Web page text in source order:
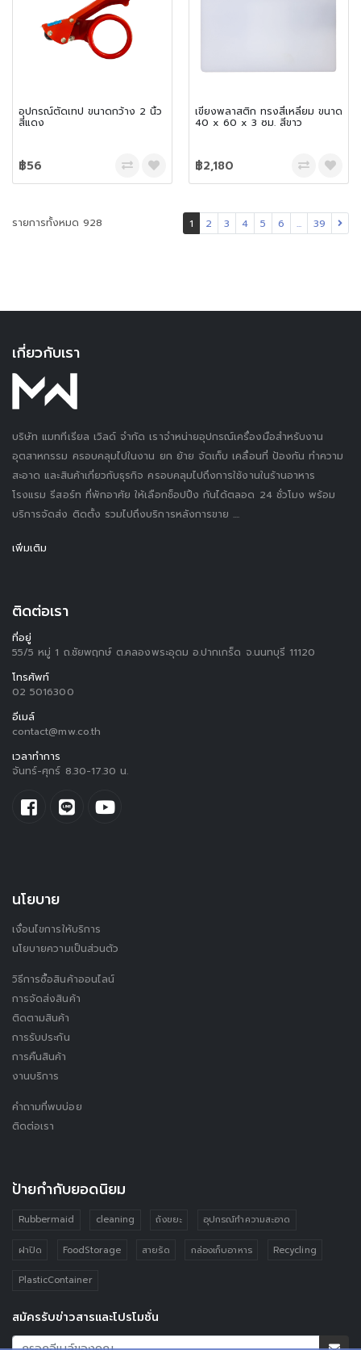
อุปกรณ์ตัดเทป ขนาดกว้าง 2 นิ้ว
สีแดง
฿56
เขียงพลาสติก ทรงสี่เหลี่ยม ขนาด
40 x 60 x 3 ซม. สีขาว
฿2,180
รายการทั้งหมด 928 1 2 3 4 5 6 ... 39
เกี่ยวกับเรา
บริษัท แมททีเรียล เวิลด์ จำกัด เราจำหน่ายอุปกรณ์เครื่องมือสำหรับงาน
อุตสาหกรรม ครอบคลุมไปในงาน ยก ย้าย จัดเก็บ เคลื่อนที่ ป้องกัน ทำความ
สะอาด และสินค้าเกี่ยวกับธุรกิจ ครอบคลุมไปถึงการใช้งานในร้านอาหาร
โรงแรม รีสอร์ท ที่พักอาศัย ให้เลือกช็อปปิ้ง กันได้ตลอด 24 ชั่วโมง พร้อม
บริการจัดส่ง ติดตั้ง รวมไปถึงบริการหลังการขาย ....
เพิ่มเติม
ติดต่อเรา
ที่อยู่
55/5 หมู่ 1 ถ.ชัยพฤกษ์ ต.คลองพระอุดม อ.ปากเกร็ด จ.นนทบุรี 11120
โทรศัพท์
02 5016300
อีเมล์
contact@mw.co.th
เวลาทำการ
จันทร์-ศุกร์ 8.30-17.30 น.
นโยบาย
เงื่อนไขการให้บริการ
นโยบายความเป็นส่วนตัว
วิธีการซื้อสินค้าออนไลน์
การจัดส่งสินค้า
ติดตามสินค้า
การรับประกัน
การคืนสินค้า
งานบริการ
คำถามที่พบบ่อย
ติดต่อเรา
ป้ายกำกับยอดนิยม
Rubbermaid cleaning ถังขยะ อุปกรณ์ทำความสะอาด
ฝาปิด FoodStorage สายรัด กล่องเก็บอาหาร Recycling
PlasticContainer
สมัครรับข่าวสารและโปรโมชั่น